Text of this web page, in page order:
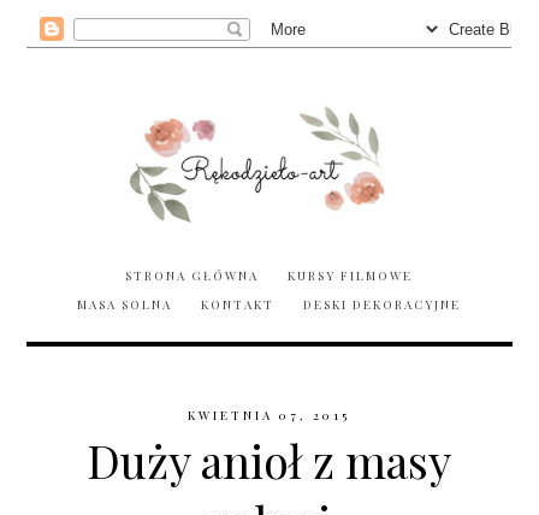
STRONA GŁÓWNA
KURSY FILMOWE
MASA SOLNA
KONTAKT DESKI DEKORACYJNE
KWIETNIA 07, 2015
Duży anioł z masy